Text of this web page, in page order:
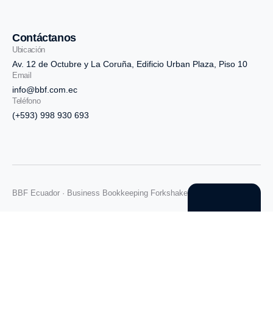
Contáctanos
Ubicación
Av. 12 de Octubre y La Coruña, Edificio Urban Plaza, Piso 10
Email
info@bbf.com.ec
Teléfono
(+593) 998 930 693
BBF Ecuador · Business Bookkeeping Forkshake